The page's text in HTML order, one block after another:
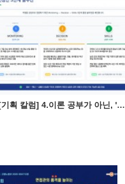
[기획 칼럼] 4.이론 공부가 아닌, '이력서 3.0' 및 포트폴리오 작성 전략